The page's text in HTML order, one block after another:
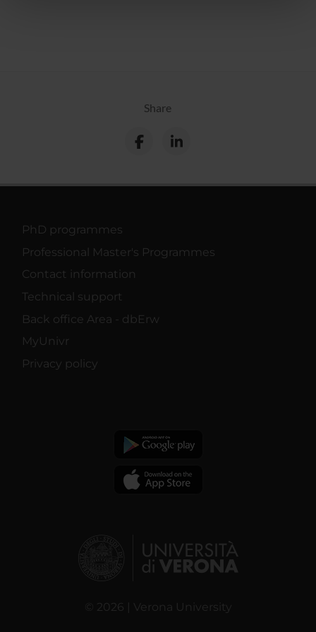
Share
PhD programmes
Professional Master's Programmes
Contact information
Technical support
Back office Area - dbErw
MyUnivr
Privacy policy
© 2026 | Verona University